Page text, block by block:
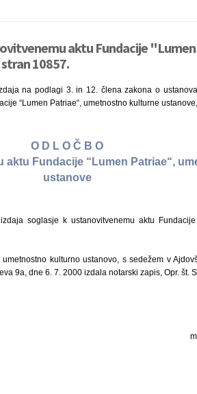
aktu Fundacije
10857.
na podlagi 3. in 12. člena zakona o
“Lumen Patriae“, umetnostno kulturne
O D L O Č B O
Fundacije “Lumen Patriae“,
ustanove
soglasje k ustanovitvenemu aktu Fundacije
kulturno ustanovo, s sedežem v
9a, dne 6. 7. 2000 izdala notarski zapis, Opr. št.